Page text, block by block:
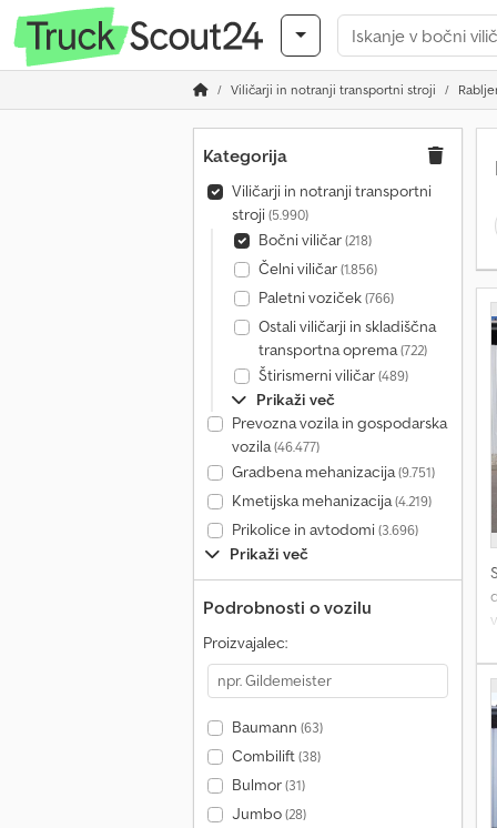
Viličarji in notranji transportni stroji
Kategorija
Viličarji in notranji transportni
stroji(5.990)
Bočni viličar(218)
Čelni viličar(1.856)
Paletni voziček(766)
Ostali viličarji in skladiščna
transportna oprema(722)
Štirismerni viličar(489)
Prikaži več
Prevozna vozila in gospodarska
vozila(46.477)
Gradbena mehanizacija(9.751)
Kmetijska mehanizacija(4.219)
Prikolice in avtodomi(3.696)
Prikaži več
Podrobnosti o vozilu
Proizvajalec:
Baumann (63)
Combilift(38)
Bulmor(31)
Jumbo(28)